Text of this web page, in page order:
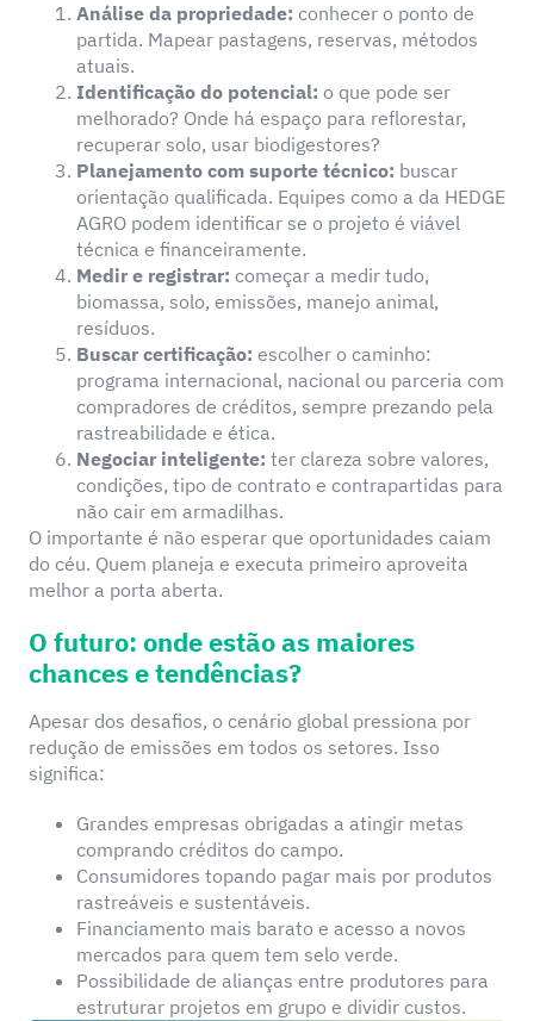
Análise da propriedade: conhecer o ponto de
partida. Mapear pastagens, reservas, métodos
atuais.
Identificação do potencial: o que pode ser
melhorado? Onde há espaço para reflorestar,
recuperar solo, usar biodigestores?
Planejamento com suporte técnico: buscar
orientação qualificada. Equipes como a da HEDGE
AGRO podem identificar se o projeto é viável
técnica e financeiramente.
Medir e registrar: começar a medir tudo,
biomassa, solo, emissões, manejo animal,
resíduos.
Buscar certificação: escolher o caminho:
programa internacional, nacional ou parceria com
compradores de créditos, sempre prezando pela
rastreabilidade e ética.
Negociar inteligente: ter clareza sobre valores,
condições, tipo de contrato e contrapartidas para
não cair em armadilhas.
O importante é não esperar que oportunidades caiam
do céu. Quem planeja e executa primeiro aproveita
melhor a porta aberta.
O futuro: onde estão as maiores
chances e tendências?
Apesar dos desafios, o cenário global pressiona por
redução de emissões em todos os setores. Isso
significa:
Grandes empresas obrigadas a atingir metas
comprando créditos do campo.
Consumidores topando pagar mais por produtos
rastreáveis e sustentáveis.
Financiamento mais barato e acesso a novos
mercados para quem tem selo verde.
Possibilidade de alianças entre produtores para
estruturar projetos em grupo e dividir custos.